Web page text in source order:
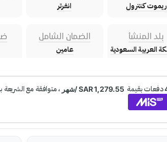
ريموت كنترول انفرتر
بلد المنشأ
العربية السعودية
الضمان الشامل
عامين